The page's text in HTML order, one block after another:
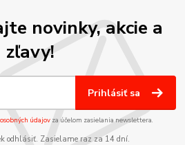
novinky, akcie a
zľavy!
Prihlásiť sa
údajov za účelom zasielania newslettera.
odhlásiť. Zasielame raz za 14 dní.